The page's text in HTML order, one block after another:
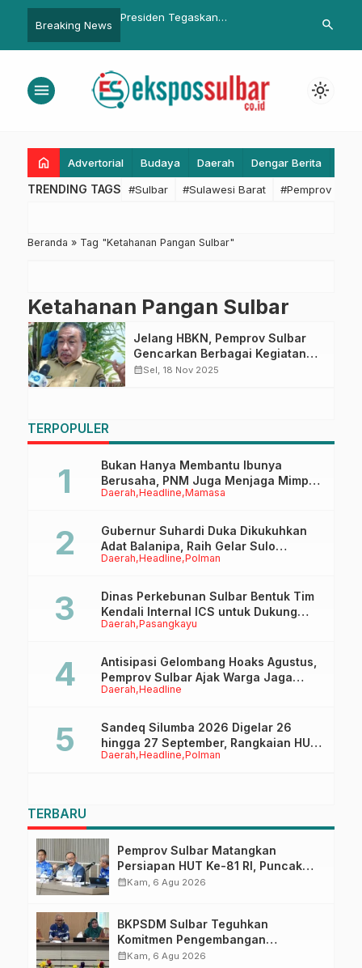
Breaking News
Dua Penghargaan
Sulawesi Barat di
Presiden Tegaskan
Perhatikan Lingkungan
Hari Kedua
Kirang
search
menu light_mode
home Advertorial Budaya Daerah Dengar Berita
TRENDING TAGS #Sulbar #Sulawesi Barat #Pemprov
Beranda » Tag "Ketahanan Pangan Sulbar"
Ketahanan Pangan Sulbar
Jelang HBKN, Pemprov Sulbar
Gencarkan Berbagai Kegiatan
dalam Mengendalikan Inflasi
calendar_monthSel, 18 Nov 2025
TERPOPULER
Daerah Headline Mamasa
Bukan Hanya Membantu Ibunya
Berusaha, PNM Juga Menjaga Mimpi
Anaknya Untuk Menggapai Cita-Cita
Daerah Headline Polman
Gubernur Suhardi Duka Dikukuhkan
Adat Balanipa, Raih Gelar Sulo
Tappidena
Daerah Pasangkayu
Dinas Perkebunan Sulbar Bentuk Tim
Kendali Internal ICS untuk Dukung
Sertifikasi ISPO Pekebun di
Daerah Headline
Antisipasi Gelombang Hoaks Agustus,
Pemprov Sulbar Ajak Warga Jaga
Ruang Digital
Daerah Headline Polman
Sandeq Silumba 2026 Digelar 26
hingga 27 September, Rangkaian HUT
Sulbar
TERBARU
Pemprov Sulbar Matangkan
Persiapan HUT Ke-81 RI, Puncak
Upacara di Lapangan Ahmad
calendar_monthKam, 6 Agu 2026
BKPSDM Sulbar Teguhkan
Komitmen Pengembangan
Kompetensi ASN melalui
calendar_monthKam, 6 Agu 2026